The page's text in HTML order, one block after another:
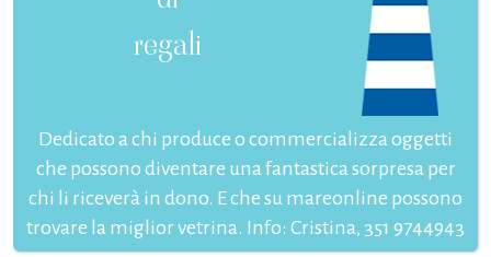
regali
Dedicato a chi produce o commercializza oggetti
che possono diventare una fantastica sorpresa per
chi li riceverà in dono. E che su mareonline possono
trovare la miglior vetrina. Info: Cristina, 351 9744943